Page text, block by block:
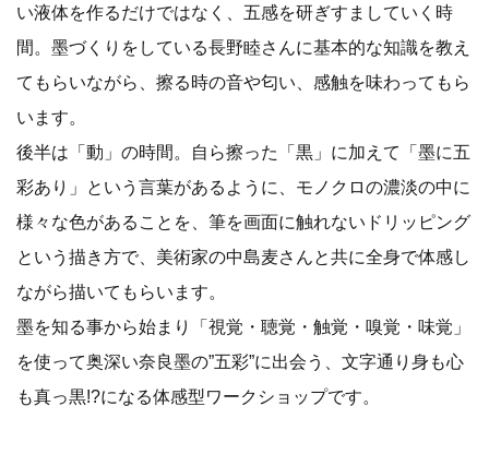
い液体を作るだけではなく、五感を研ぎすましていく時
間。墨づくりをしている長野睦さんに基本的な知識を教え
てもらいながら、擦る時の音や匂い、感触を味わってもら
います。
後半は「動」の時間。自ら擦った「黒」に加えて「墨に五
彩あり」という言葉があるように、モノクロの濃淡の中に
様々な色があることを、筆を画面に触れないドリッピング
という描き方で、美術家の中島麦さんと共に全身で体感し
ながら描いてもらいます。
墨を知る事から始まり「視覚・聴覚・触覚・嗅覚・味覚」
を使って奥深い奈良墨の”五彩”に出会う、文字通り身も心
も真っ黒!?になる体感型ワークショップです。